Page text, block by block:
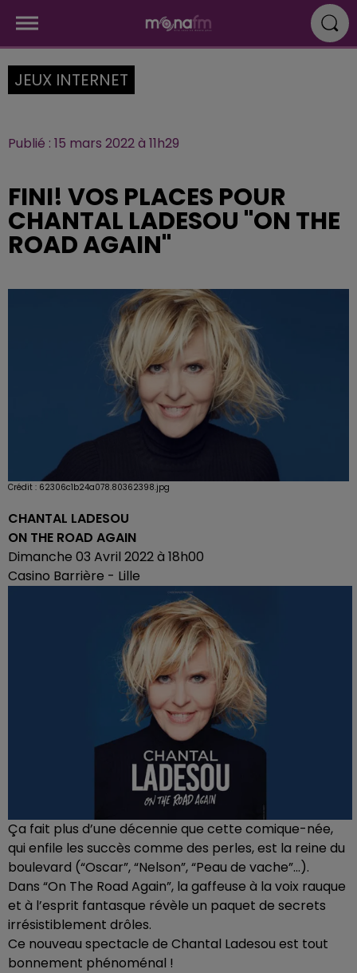
JEUX INTERNET
Publié : 15 mars 2022 à 11h29
FINI! VOS PLACES POUR
CHANTAL LADESOU "ON THE
ROAD AGAIN"
Crédit : 62306c1b24a078.80362398.jpg
CHANTAL LADESOU
ON THE ROAD AGAIN
Dimanche 03 Avril 2022 à 18h00
Casino Barrière - Lille
Ça fait plus d’une décennie que cette comique-née,
qui enfile les succès comme des perles, est la reine du
boulevard (“Oscar”, “Nelson”, “Peau de vache”…).
Dans “On The Road Again”, la gaffeuse à la voix rauque
et à l’esprit fantasque révèle un paquet de secrets
irrésistiblement drôles.
Ce nouveau spectacle de Chantal Ladesou est tout
bonnement phénoménal !